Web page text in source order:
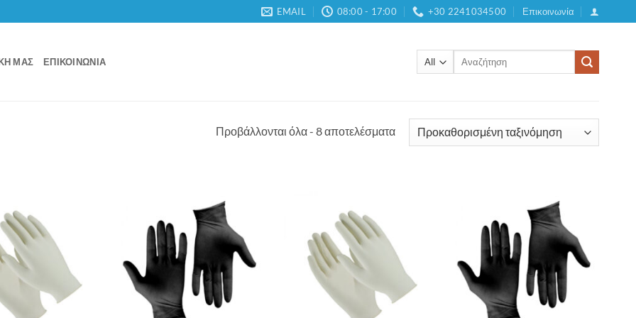
EMAIL 08:00 - 17:00 +30 2241034500 Επικοινωνία
ΜΑΣ ΕΠΙΚΟΙΝΩΝΊΑ
Αναζήτηση
Προβάλλονται όλα - 8 αποτελέσματα